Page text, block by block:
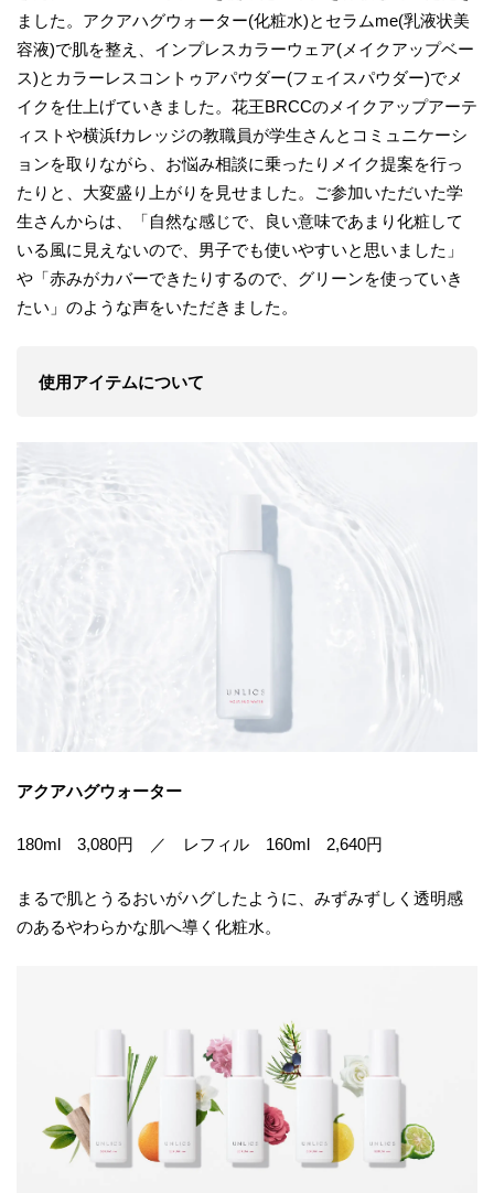
ました。アクアハグウォーター(化粧水)とセラムme(乳液状美
容液)で肌を整え、インプレスカラーウェア(メイクアップベー
ス)とカラーレスコントゥアパウダー(フェイスパウダー)でメ
イクを仕上げていきました。花王BRCCのメイクアップアーテ
ィストや横浜fカレッジの教職員が学生さんとコミュニケーシ
ョンを取りながら、お悩み相談に乗ったりメイク提案を行っ
たりと、大変盛り上がりを見せました。ご参加いただいた学
生さんからは、「自然な感じで、良い意味であまり化粧して
いる風に見えないので、男子でも使いやすいと思いました」
や「赤みがカバーできたりするので、グリーンを使っていき
たい」のような声をいただきました。
使用アイテムについて
アクアハグウォーター
180ml 3,080円 ／ レフィル 160ml 2,640円
まるで肌とうるおいがハグしたように、みずみずしく透明感
のあるやわらかな肌へ導く化粧水。